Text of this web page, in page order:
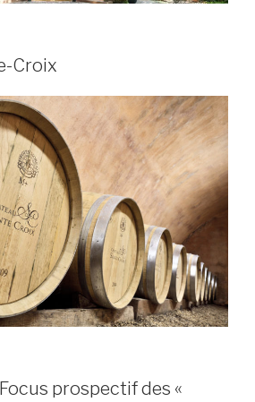
Croix
prospectif des «